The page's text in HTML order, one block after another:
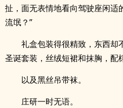
扯，面无表情地看向驾驶座闲适
流氓？”
礼盒包装得很精致，东西却
圣诞套装，丝绒短裙和抹胸，配
以及黑丝吊带袜。
庄研一时无语。